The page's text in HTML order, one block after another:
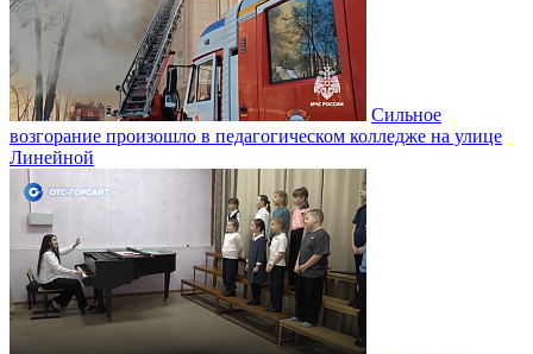
Сильное
возгорание произошло в педагогическом колледже на улице
Линейной